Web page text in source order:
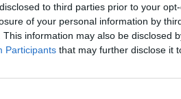
to third parties prior to your
of your personal information by
This information may also be disclosed
Participants that may further disclose it